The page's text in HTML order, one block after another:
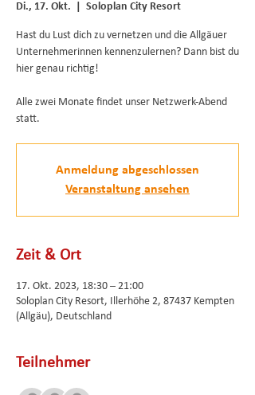
Di., 17. Okt. Soloplan City Resort
Hast du Lust dich zu vernetzen und die Allgäuer
Unternehmerinnen kennenzulernen? Dann bist du
hier genau richtig!
Alle zwei Monate findet unser Netzwerk-Abend
statt.
Anmeldung abgeschlossen
Veranstaltung ansehen
Zeit & Ort
17. Okt. 2023, 18:30 – 21:00
Soloplan City Resort, Illerhöhe 2, 87437 Kempten
(Allgäu), Deutschland
Teilnehmer